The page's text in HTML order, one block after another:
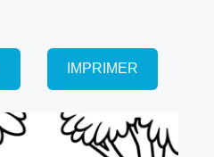
IMPRIMER